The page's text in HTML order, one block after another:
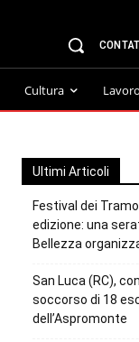
Cultura Lavoro
Ultimi Articoli
Festival dei
edizione: una
Bellezza
San Luca (RC),
soccorso di 18
dell’Aspromonte